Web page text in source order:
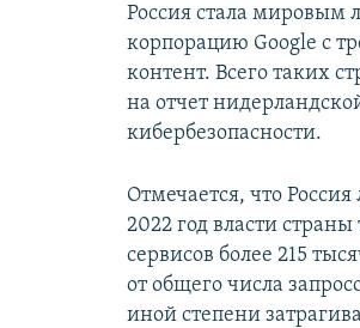
Россия стала мировым
корпорацию Google с
контент. Всего таких
на отчет
кибербезопасности.
Отмечается, что
2022 год власти
сервисов более 215
от общего числа
иной степени